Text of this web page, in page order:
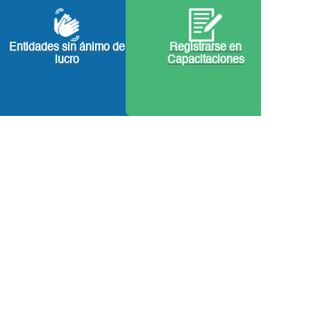
Entidades sin ánimo de
lucro
Registrarse en
Capacitaciones